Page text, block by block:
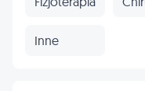
Inne